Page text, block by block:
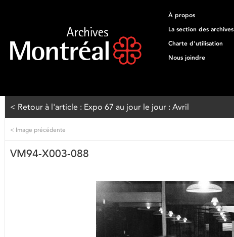
À propos
La section des archives
Charte d'utilisation
Nous joindre
< Retour à l'article : Expo 67 au jour le jour : Avril
< Image précédente
VM94-X003-088